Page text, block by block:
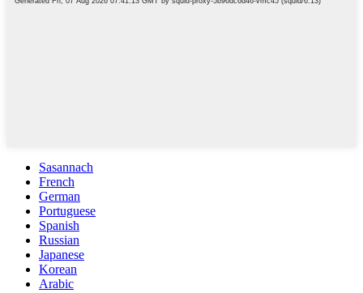
Sasannach
French
German
Portuguese
Spanish
Russian
Japanese
Korean
Arabic